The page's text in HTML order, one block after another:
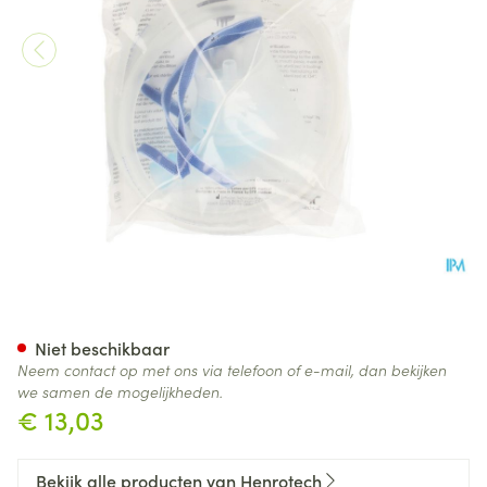
€ 13,03
Niet beschikbaar
Neem contact op met ons via telefoon of e-mail, dan bekijken
we samen de mogelijkheden.
Bekijk alle producten van Henrotech